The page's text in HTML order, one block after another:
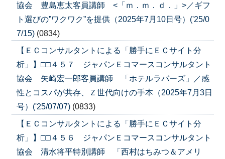
協会 豊島恵太客員講師 <「ｍ．ｍ．ｄ．」>／ギフ
ト選びの”ワクワク”を提供（2025年7月10日号）('25/0
7/15) (0834)
【ＥＣコンサルタントによる「勝手にＥＣサイト分
析」】□□４５７ ジャパンＥコマースコンサルタント
協会 矢崎宏一郎客員講師 「ホテルラバーズ」／感
性とコスパが共存、Ｚ世代向けの手本（2025年7月3日
号）('25/07/07) (0833)
【ＥＣコンサルタントによる「勝手にＥＣサイト分
析」】□□４５６ ジャパンＥコマースコンサルタント
協会 清水将平特別講師 「西村はちみつ＆アメリ